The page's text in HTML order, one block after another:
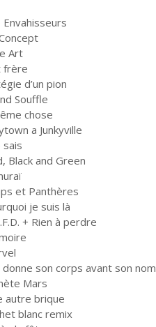
Art
frère
d’un pion
Souffle
chose
a Junkyville
sais
Black and Green
et Panthères
je suis là
+ Rien à perdre
donne son corps avant son nom
Mars
autre brique
blanc remix